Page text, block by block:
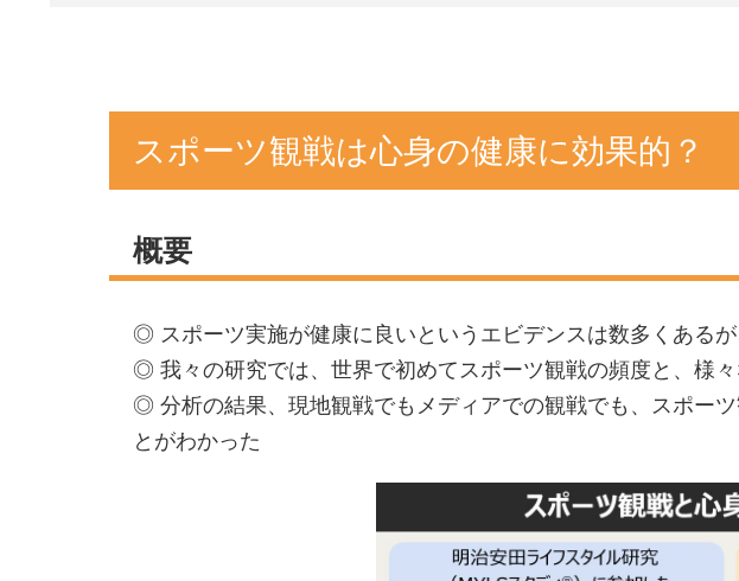
スポーツ観戦は心身の健康に効果的？
概要
◎ スポーツ実施が健康に良いというエビデンスは数多くある
◎ 我々の研究では、世界で初めてスポーツ観戦の頻度と、様
◎ 分析の結果、現地観戦でもメディアでの観戦でも、スポー
とがわかった